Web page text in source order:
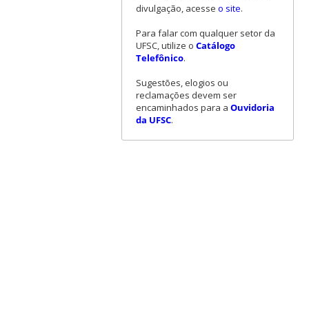
divulgação, acesse o site.
Para falar com qualquer setor da
UFSC, utilize o Catálogo
Telefônico.
Sugestões, elogios ou
reclamações devem ser
encaminhados para a Ouvidoria
da UFSC.